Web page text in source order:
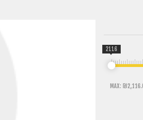
MAX:
2116